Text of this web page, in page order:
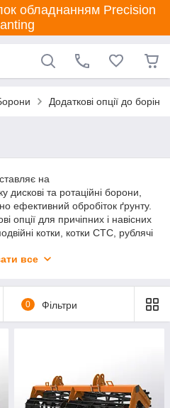
обладнанням Precision
Додаткові опції до борін
на
дискові та ротаційні борони,
ефективний обробіток ґрунту.
опції для причіпних і навісних
котки, котки СТС, рублячі
щити, домкрати та інші
все
0 Фільтри